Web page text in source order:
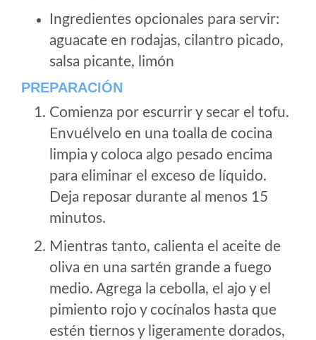
Ingredientes opcionales para servir:
aguacate en rodajas, cilantro picado,
salsa picante, limón
PREPARACIÓN
Comienza por escurrir y secar el tofu.
Envuélvelo en una toalla de cocina
limpia y coloca algo pesado encima
para eliminar el exceso de líquido.
Deja reposar durante al menos 15
minutos.
Mientras tanto, calienta el aceite de
oliva en una sartén grande a fuego
medio. Agrega la cebolla, el ajo y el
pimiento rojo y cocínalos hasta que
estén tiernos y ligeramente dorados,